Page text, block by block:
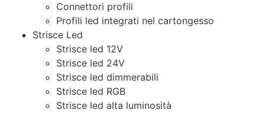
Connettori profili
Profili led integrati nel cartongesso
Strisce Led
Strisce led 12V
Strisce led 24V
Strisce led dimmerabili
Strisce led RGB
Strisce led alta luminosità